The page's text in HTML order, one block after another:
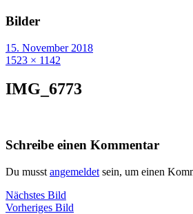
Bilder
15. November 2018
1523 × 1142
IMG_6773
Schreibe einen Kommentar
Du musst angemeldet sein, um einen
Nächstes Bild
Vorheriges Bild